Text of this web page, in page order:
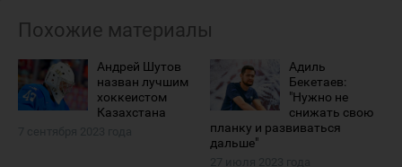
Похожие материалы
Андрей Шутов
назван лучшим
хоккеистом
Казахстана
Адиль
Бекетаев:
"Нужно не
снижать свою
планку и развиваться
дальше"